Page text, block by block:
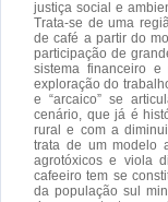
justiça social e
Trata-se de uma
de café a partir do
participação de
sistema financeiro
exploração do
e “arcaico” se
cenário, que já é
rural e com a
trata de um modelo
agrotóxicos e viola
cafeeiro tem se
da população sul